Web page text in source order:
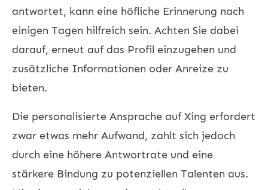
antwortet, kann eine höfliche Erinnerung nach
einigen Tagen hilfreich sein. Achten Sie dabei
darauf, erneut auf das Profil einzugehen und
zusätzliche Informationen oder Anreize zu
bieten.
Die personalisierte Ansprache auf Xing erfordert
zwar etwas mehr Aufwand, zahlt sich jedoch
durch eine höhere Antwortrate und eine
stärkere Bindung zu potenziellen Talenten aus.